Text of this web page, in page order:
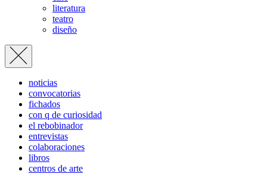
literatura
teatro
diseño
noticias
convocatorias
fichados
con q de curiosidad
el rebobinador
entrevistas
colaboraciones
libros
centros de arte